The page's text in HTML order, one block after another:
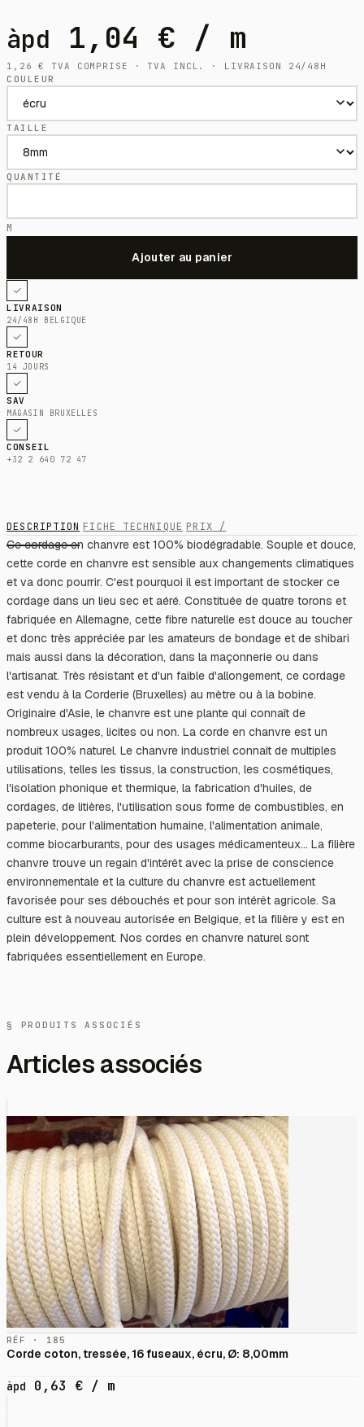
àpd 1,04 € / m
1,26€
TVA COMPRISE · TVA INCL. · LIVRAISON 24/48H
COULEUR
TAILLE
QUANTITÉ
M
LIVRAISON
24/48H BELGIQUE
RETOUR
14 JOURS
SAV
MAGASIN BRUXELLES
CONSEIL
+32 2 640 72 47
DESCRIPTION FICHE TECHNIQUE PRIX /
Ce cordage en chanvre est 100% biodégradable. Souple et douce,
cette corde en chanvre est sensible aux changements climatiques
et va donc pourrir. C'est pourquoi il est important de stocker ce
cordage dans un lieu sec et aéré. Constituée de quatre torons et
fabriquée en Allemagne, cette fibre naturelle est douce au toucher
et donc très appréciée par les amateurs de bondage et de shibari
mais aussi dans la décoration, dans la maçonnerie ou dans
l'artisanat. Très résistant et d'un faible d'allongement, ce cordage
est vendu à la Corderie (Bruxelles) au mètre ou à la bobine.
Originaire d'Asie, le chanvre est une plante qui connaît de
nombreux usages, licites ou non. La corde en chanvre est un
produit 100% naturel. Le chanvre industriel connaît de multiples
utilisations, telles les tissus, la construction, les cosmétiques,
l'isolation phonique et thermique, la fabrication d'huiles, de
cordages, de litières, l'utilisation sous forme de combustibles, en
papeterie, pour l'alimentation humaine, l'alimentation animale,
comme biocarburants, pour des usages médicamenteux... La filière
chanvre trouve un regain d'intérêt avec la prise de conscience
environnementale et la culture du chanvre est actuellement
favorisée pour ses débouchés et pour son intérêt agricole. Sa
culture est à nouveau autorisée en Belgique, et la filière y est en
plein développement. Nos cordes en chanvre naturel sont
fabriquées essentiellement en Europe.
§ PRODUITS ASSOCIÉS
Articles associés
RÉF · 185
Corde coton, tressée, 16 fuseaux, écru, Ø: 8,00mm
àpd 0,63 € / m